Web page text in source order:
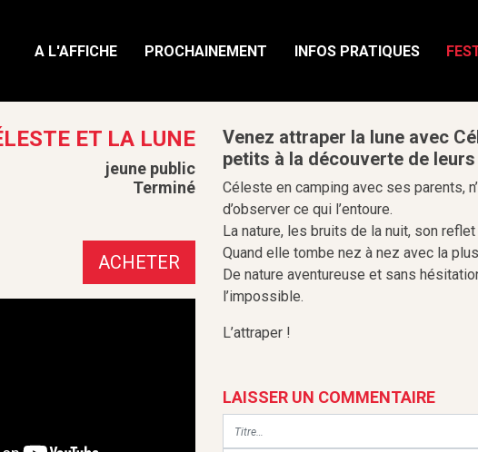
A L'AFFICHE PROCHAINEMENT INFOS PRATIQUES
ET LA LUNE
jeune public
Terminé
ACHETER
Venez attraper la lune avec
petits à la découverte de
Céleste en camping avec ses parents,
d’observer ce qui l’entoure.
La nature, les bruits de la nuit, son
Quand elle tombe nez à nez avec la
De nature aventureuse et sans
l’impossible.
L’attraper !
LAISSER UN COMMENTAIRE